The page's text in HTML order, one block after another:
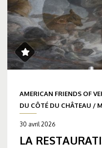
AMERICAN FRIENDS OF
DU CÔTÉ DU CHÂTEAU /
30 avril 2026
LA